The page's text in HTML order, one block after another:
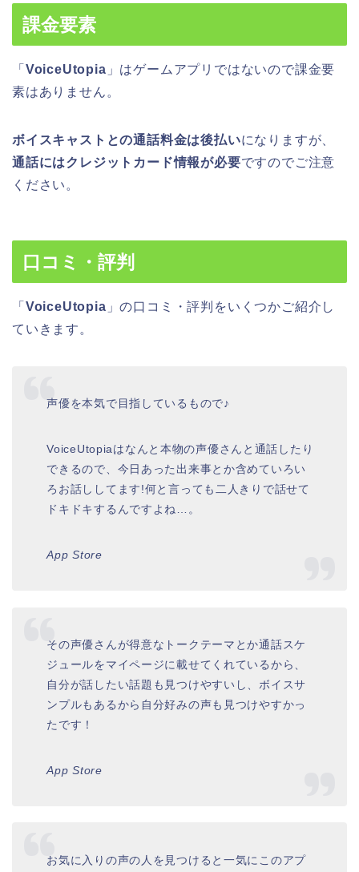
課金要素
「 VoiceUtopia 」はゲームアプリではないので課金要
素はありません。
ボイスキャストとの通話料金は後払いになりますが、
通話にはクレジットカード情報が必要ですのでご注意
ください。
口コミ・評判
「 VoiceUtopia 」の口コミ・評判をいくつかご紹介し
ていきます。
声優を本気で目指しているもので♪
VoiceUtopiaはなんと本物の声優さんと通話したり
できるので、今日あった出来事とか含めていろい
ろお話ししてます!何と言っても二人きりで話せて
ドキドキするんですよね…。
App Store
その声優さんが得意なトークテーマとか通話スケ
ジュールをマイページに載せてくれているから、
自分が話したい話題も見つけやすいし、ボイスサ
ンプルもあるから自分好みの声も見つけやすかっ
たです！
App Store
お気に入りの声の人を見つけると一気にこのアプ